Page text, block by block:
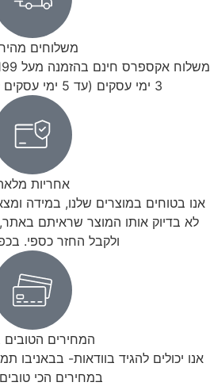
משלוחים
3 ימי עסקים (עד 5 ימי עסקים לישובים מרוחקים)
אחריות
אנו בטוחים במוצרים שלנו, במידה
לא בדיוק אותו המוצר שראיתם באתר,
ולקבל החזר כספי.
המחירים הטובים
אנו יכולים להגיד בוודאות- בבאניבו
במחירים הכי